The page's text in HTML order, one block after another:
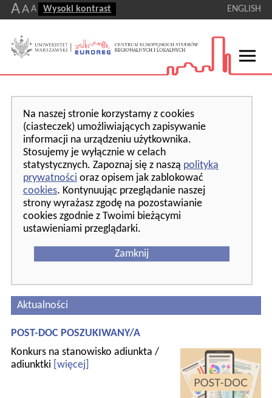
AA A Wysoki kontrast ENGLISH
Na naszej stronie korzystamy z cookies
(ciasteczek) umożliwiających zapisywanie
informacji na urządzeniu użytkownika.
Stosujemy je wyłącznie w celach
statystycznych. Zapoznaj się z naszą polityką
prywatności oraz opisem jak zablokować
cookies. Kontynuując przeglądanie naszej
strony wyrażasz zgodę na pozostawianie
cookies zgodnie z Twoimi bieżącymi
ustawieniami przeglądarki.
Zamknij
Aktualności
POST-DOC POSZUKIWANY/A
Konkurs na stanowisko adiunkta /
adiunktki [więcej]